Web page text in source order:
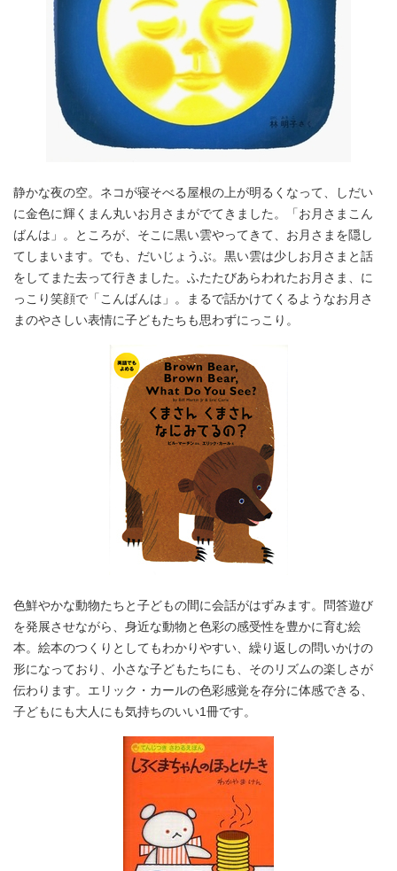
静かな夜の空。ネコが寝そべる屋根の上が明るくなって、しだい
に金色に輝くまん丸いお月さまがでてきました。「お月さまこん
ばんは」。ところが、そこに黒い雲やってきて、お月さまを隠し
てしまいます。でも、だいじょうぶ。黒い雲は少しお月さまと話
をしてまた去って行きました。ふたたびあらわれたお月さま、に
っこり笑顔で「こんばんは」。まるで話かけてくるようなお月さ
まのやさしい表情に子どもたちも思わずにっこり。
色鮮やかな動物たちと子どもの間に会話がはずみます。問答遊び
を発展させながら、身近な動物と色彩の感受性を豊かに育む絵
本。絵本のつくりとしてもわかりやすい、繰り返しの問いかけの
形になっており、小さな子どもたちにも、そのリズムの楽しさが
伝わります。エリック・カールの色彩感覚を存分に体感できる、
子どもにも大人にも気持ちのいい1冊です。